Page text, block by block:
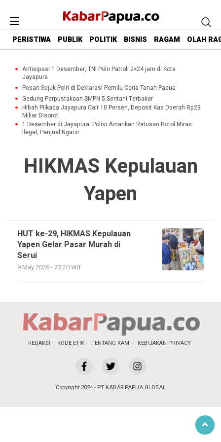
PERISTIWA PUBLIK POLITIK BISNIS RAGAM OLAH
Antisipasi 1 Desember, TNI Polri Patroli 2×24 jam di Kota
Jayapura
Pesan Sejuk Polri di Deklarasi Pemilu Ceria Tanah Papua
Gedung Perpustakaan SMPN 5 Sentani Terbakar
Hibah Pilkada Jayapura Cair 10 Persen, Deposit Kas Daerah Rp23
Miliar Disorot
1 Desember di Jayapura: Polisi Amankan Ratusan Botol Miras
Ilegal, Penjual Ngacir
HIKMAS Kepulauan
Yapen
HUT ke-29, HIKMAS Kepulauan
Yapen Gelar Pasar Murah di
Serui
9 May 2026 - 23:20 WIT
REDAKSI KODE ETIK TENTANG KAMI KEBIJAKAN PRIVACY
Copyright 2024 - PT KABAR PAPUA GLOBAL